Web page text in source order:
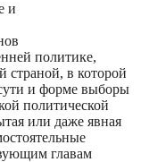
и
политике,
страной, в которой
и форме выборы
политической
или даже явная
главам